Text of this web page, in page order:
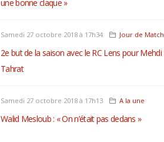
une bonne claque »
Samedi 27 octobre 2018 à 17h34 Jour de Match
2e but de la saison avec le RC Lens pour Mehdi
Tahrat
Samedi 27 octobre 2018 à 17h13 A la une
Walid Mesloub : « On n’était pas dedans »